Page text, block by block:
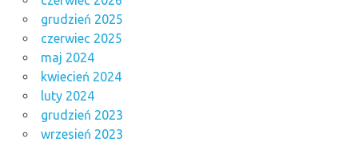
grudzień 2025
czerwiec 2025
maj 2024
kwiecień 2024
luty 2024
grudzień 2023
wrzesień 2023